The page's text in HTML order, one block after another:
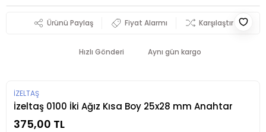
Ürünü Paylaş Fiyat Alarmı Karşılaştır
Hızlı Gönderi Aynı gün kargo
İZELTAŞ
İzeltaş 0100 İki Ağız Kısa Boy 25x28 mm Anahtar
375,00 TL